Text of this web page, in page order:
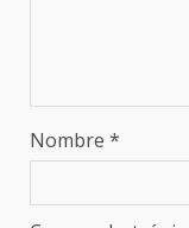
Nombre *